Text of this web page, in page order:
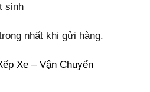
sinh
nhất khi gửi hàng.
Xe – Vận Chuyển